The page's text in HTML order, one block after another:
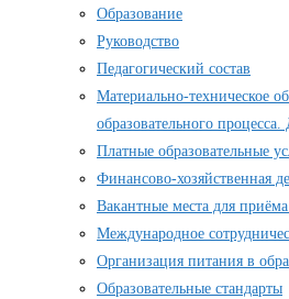
Образование
Руководство
Педагогический состав
Материально-техническое
образовательного процесса.
Платные образовательные
Финансово-хозяйственная
Вакантные места для
Международное
Организация питания в
Образовательные стандарты